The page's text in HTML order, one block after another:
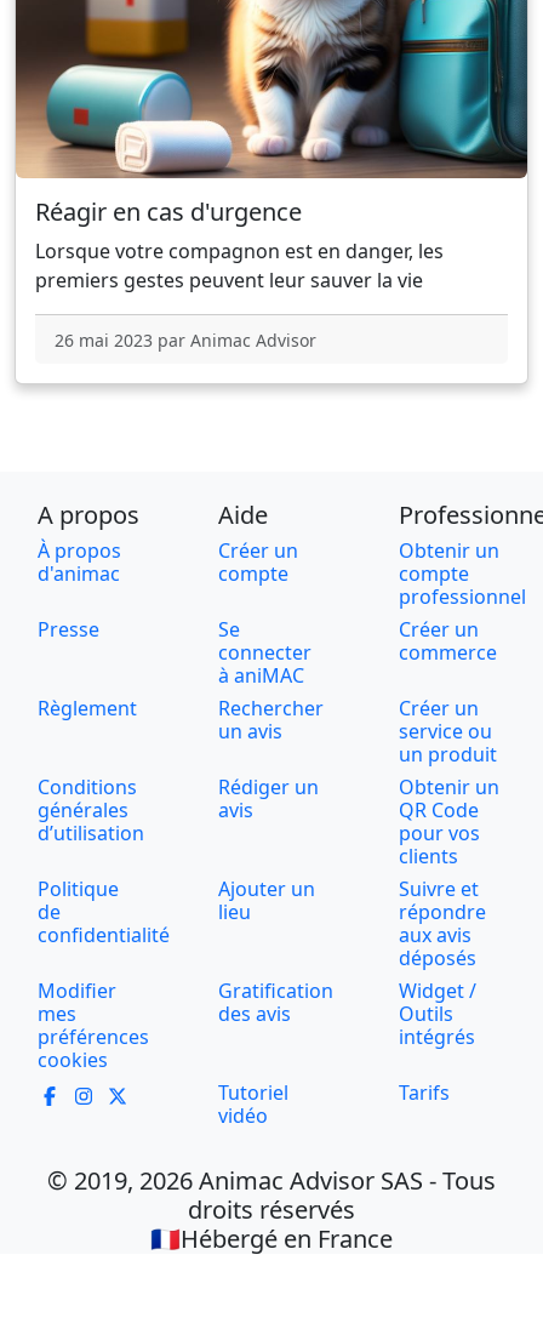
Réagir en cas d'urgence
Lorsque votre compagnon est en danger, les
premiers gestes peuvent leur sauver la vie
26 mai 2023 par Animac Advisor
A propos Aide
À propos
d'animac
Créer un
compte
Obtenir un
compte
professionnel
Presse
Se
connecter
à aniMAC
Créer un
commerce
Règlement
Rechercher
un avis
Créer un
service ou
un produit
Conditions
générales
d’utilisation
Rédiger un
avis
Obtenir un
QR Code
pour vos
clients
Politique
de
confidentialité
Ajouter un
lieu
Suivre et
répondre
aux avis
déposés
Modifier
mes
préférences
cookies
Gratification
des avis
Widget /
Outils
intégrés
Tutoriel
vidéo
Tarifs
© 2019, 2026 Animac Advisor SAS - Tous
droits réservés
🇫🇷Hébergé en France